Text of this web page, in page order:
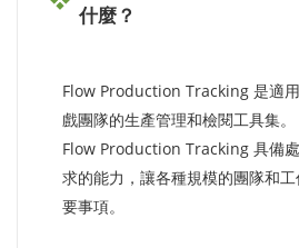
什麼？
Flow Production Tracking 是適
戲團隊的生產管理和檢閱工具集。
Flow Production Tracking 具備
求的能力，讓各種規模的團隊和
要事項。